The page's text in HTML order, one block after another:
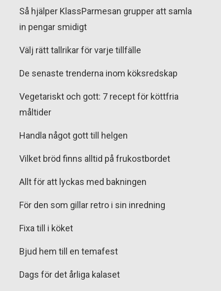
Så hjälper KlassParmesan grupper att samla
in pengar smidigt
Välj rätt tallrikar för varje tillfälle
De senaste trenderna inom köksredskap
Vegetariskt och gott: 7 recept för köttfria
måltider
Handla något gott till helgen
Vilket bröd finns alltid på frukostbordet
Allt för att lyckas med bakningen
För den som gillar retro i sin inredning
Fixa till i köket
Bjud hem till en temafest
Dags för det årliga kalaset